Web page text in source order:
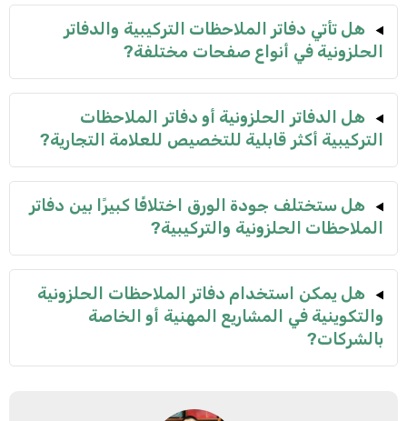
هل تأتي دفاتر الملاحظات التركيبية والدفاتر
الحلزونية في أنواع صفحات مختلفة?
هل الدفاتر الحلزونية أو دفاتر الملاحظات
التركيبية أكثر قابلية للتخصيص للعلامة التجارية?
هل ستختلف جودة الورق اختلافًا كبيرًا بين دفاتر
الملاحظات الحلزونية والتركيبية?
هل يمكن استخدام دفاتر الملاحظات الحلزونية
والتكوينية في المشاريع المهنية أو الخاصة
بالشركات?